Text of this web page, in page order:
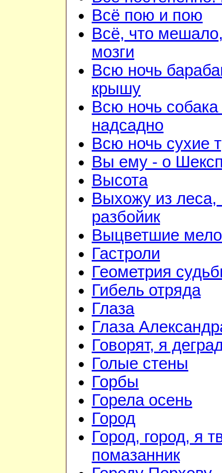
Всё пою и пою
Всё, что
мозги
Всю ночь
крышу
Всю ночь
надсадно
Всю ночь сухие
Вы ему - о
Высота
Выхожу из леса,
разбойик
Выцветшие
Гастроли
Геометрия
Гибель отряда
Глаза
Глаза
Говорят, я
Голые стены
Горбы
Горела осень
Город
Город, город, я
помазанник